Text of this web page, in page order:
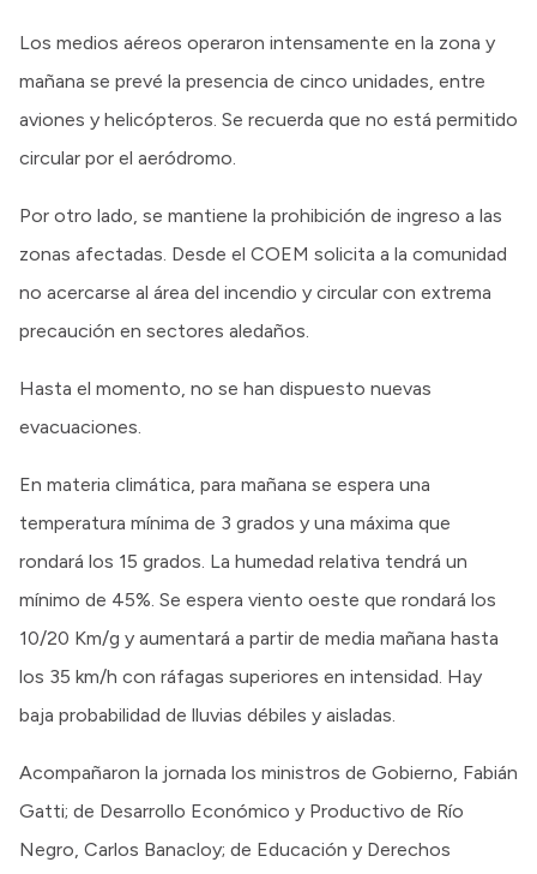
Los medios aéreos operaron intensamente en la zona y
mañana se prevé la presencia de cinco unidades, entre
aviones y helicópteros. Se recuerda que no está permitido
circular por el aeródromo.
Por otro lado, se mantiene la prohibición de ingreso a las
zonas afectadas. Desde el COEM solicita a la comunidad
no acercarse al área del incendio y circular con extrema
precaución en sectores aledaños.
Hasta el momento, no se han dispuesto nuevas
evacuaciones.
En materia climática, para mañana se espera una
temperatura mínima de 3 grados y una máxima que
rondará los 15 grados. La humedad relativa tendrá un
mínimo de 45%. Se espera viento oeste que rondará los
10/20 Km/g y aumentará a partir de media mañana hasta
los 35 km/h con ráfagas superiores en intensidad. Hay
baja probabilidad de lluvias débiles y aisladas.
Acompañaron la jornada los ministros de Gobierno, Fabián
Gatti; de Desarrollo Económico y Productivo de Río
Negro, Carlos Banacloy; de Educación y Derechos